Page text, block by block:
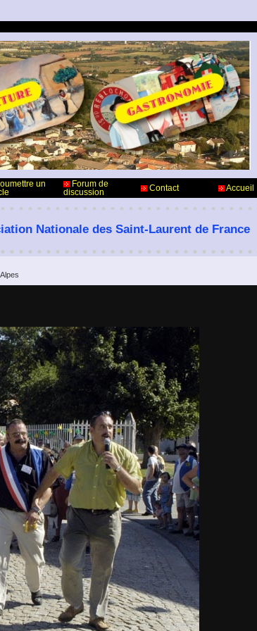
un
Forum de
discussion
Contact Accueil
Nationale des Saint-Laurent de France